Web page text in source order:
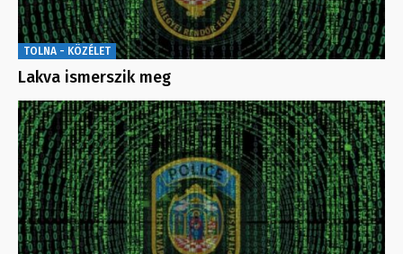
TOLNA - KÖZÉLET
Lakva ismerszik meg